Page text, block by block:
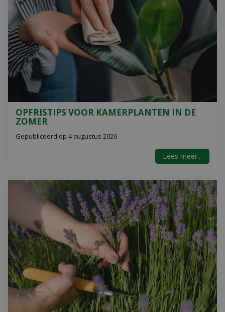
OPFRISTIPS VOOR KAMERPLANTEN IN DE
ZOMER
Gepubliceerd op 4 augustus 2026
Lees meer...